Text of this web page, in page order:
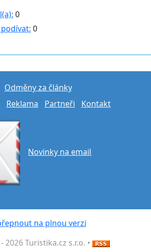
0
0
Odměny za články
Reklama Partneři Kontakt
Novinky na email
na plnou verzi
2026 Turistika.cz s.r.o. •